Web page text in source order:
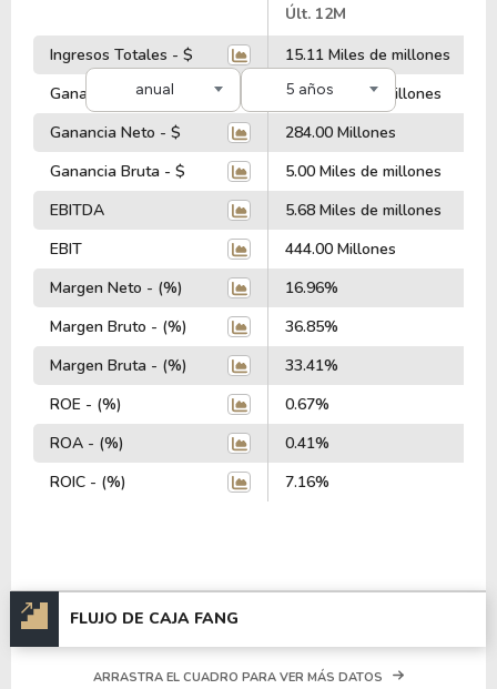
anual 5 años
Últ. 12M
Ingresos Totales - $
15.11 Miles de millones
Ganancia Operativa - $
4.72 Miles de millones
Ganancia Neto - $
284.00 Millones
Ganancia Bruta - $
5.00 Miles de millones
EBITDA
5.68 Miles de millones
EBIT
444.00 Millones
Margen Neto - (%)
16.96%
Margen Bruto - (%)
36.85%
Margen Bruta - (%)
33.41%
ROE - (%)
0.67%
ROA - (%)
0.41%
ROIC - (%)
7.16%
FLUJO DE CAJA FANG
ARRASTRA EL CUADRO PARA VER MÁS DATOS